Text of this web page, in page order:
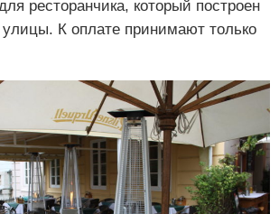
ресторанчика, который построен
улицы. К оплате принимают только